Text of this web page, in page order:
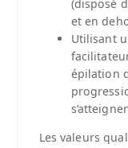
(disposé
et en
Utilisant
épilation
Les valeurs